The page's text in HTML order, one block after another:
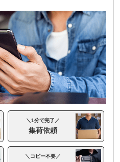
＼1分で完了／
集荷依頼
＼コピー不要／